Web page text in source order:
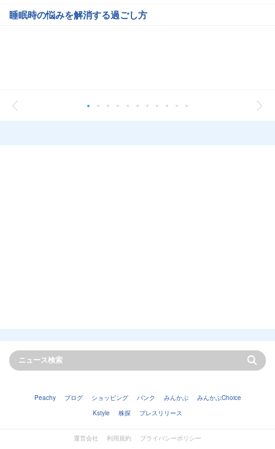
睡眠時の悩みを解消する過ごし方
Peachy ブログ ショッピング バンク みんかぶ
みんかぶChoice
Kstyle
株探 プレスリリース
運営会社 利用規約
プライバシーポリシー